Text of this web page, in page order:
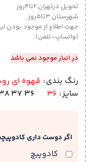
تحویل درتهران 2تا4روز
شهرستان 3تا5روز
جهت اطلاع از موجود بودن
(واتساپ-تلفن)
در انبار موجود نمی باشد
رنگ بندی قهوه ای
سایز 36
36
37
اگر دوست داری
کادوپیچ